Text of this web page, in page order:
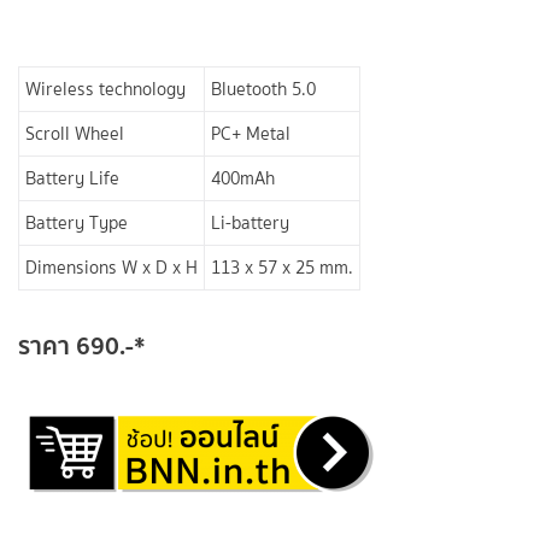
Wireless technology
Bluetooth 5.0
Scroll Wheel
PC+ Metal
Battery Life
400mAh
Battery Type
Li-battery
Dimensions W x D x H 113 x 57 x 25 mm.
ราคา 690.-*